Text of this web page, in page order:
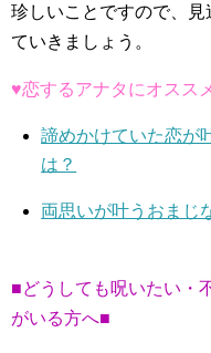
珍しいことですので、
ていきましょう。
♥恋するアナタにオスス
諦めかけていた恋が
は？
両思いが叶うおまじ
■どうしても呪いたい・
がいる方へ■